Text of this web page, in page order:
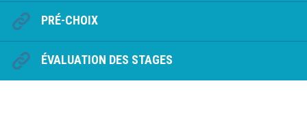
PRÉ-CHOIX
ÉVALUATION DES STAGES